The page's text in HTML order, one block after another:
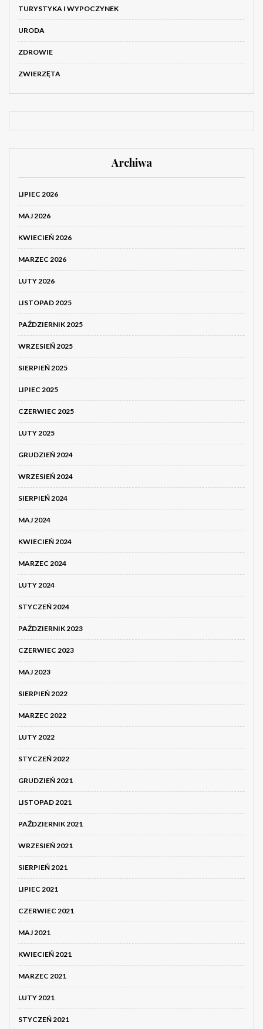
TURYSTYKA I WYPOCZYNEK
URODA
ZDROWIE
ZWIERZĘTA
Archiwa
LIPIEC 2026
MAJ 2026
KWIECIEŃ 2026
MARZEC 2026
LUTY 2026
LISTOPAD 2025
PAŹDZIERNIK 2025
WRZESIEŃ 2025
SIERPIEŃ 2025
LIPIEC 2025
CZERWIEC 2025
LUTY 2025
GRUDZIEŃ 2024
WRZESIEŃ 2024
SIERPIEŃ 2024
MAJ 2024
KWIECIEŃ 2024
MARZEC 2024
LUTY 2024
STYCZEŃ 2024
PAŹDZIERNIK 2023
CZERWIEC 2023
MAJ 2023
SIERPIEŃ 2022
MARZEC 2022
LUTY 2022
STYCZEŃ 2022
GRUDZIEŃ 2021
LISTOPAD 2021
PAŹDZIERNIK 2021
WRZESIEŃ 2021
SIERPIEŃ 2021
LIPIEC 2021
CZERWIEC 2021
MAJ 2021
KWIECIEŃ 2021
MARZEC 2021
LUTY 2021
STYCZEŃ 2021